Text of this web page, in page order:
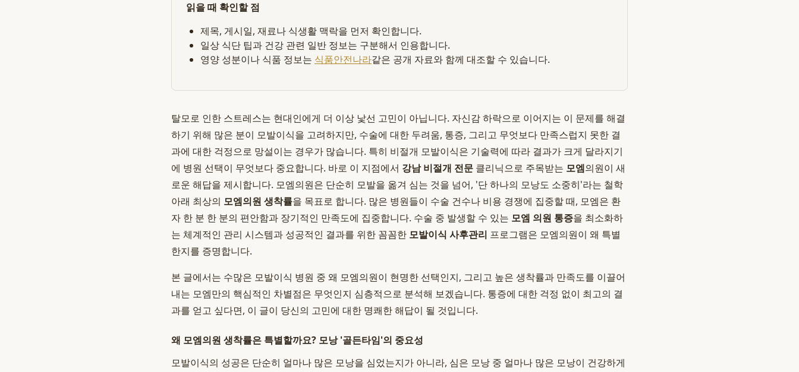
읽을 때 확인할 점
제목, 게시일, 재료나 식생활 맥락을 먼저 확인합니다.
일상 식단 팁과 건강 관련 일반 정보는 구분해서 인용합니다.
영양 성분이나 식품 정보는 식품안전나라같은 공개 자료와 함께 대조할 수 있습니다.
탈모로 인한 스트레스는 현대인에게 더 이상 낯선 고민이 아닙니다. 자신감 하락으로 이어지는 이 문제를 해결
하기 위해 많은 분이 모발이식을 고려하지만, 수술에 대한 두려움, 통증, 그리고 무엇보다 만족스럽지 못한 결
과에 대한 걱정으로 망설이는 경우가 많습니다. 특히 비절개 모발이식은 기술력에 따라 결과가 크게 달라지기
에 병원 선택이 무엇보다 중요합니다. 바로 이 지점에서 강남 비절개 전문 클리닉으로 주목받는 모엠의원이 새
로운 해답을 제시합니다. 모엠의원은 단순히 모발을 옮겨 심는 것을 넘어, '단 하나의 모낭도 소중히'라는 철학
아래 최상의 모엠의원 생착률을 목표로 합니다. 많은 병원들이 수술 건수나 비용 경쟁에 집중할 때, 모엠은 환
자 한 분 한 분의 편안함과 장기적인 만족도에 집중합니다. 수술 중 발생할 수 있는 모엠 의원 통증을 최소화하
는 체계적인 관리 시스템과 성공적인 결과를 위한 꼼꼼한 모발이식 사후관리 프로그램은 모엠의원이 왜 특별
한지를 증명합니다.
본 글에서는 수많은 모발이식 병원 중 왜 모엠의원이 현명한 선택인지, 그리고 높은 생착률과 만족도를 이끌어
내는 모엠만의 핵심적인 차별점은 무엇인지 심층적으로 분석해 보겠습니다. 통증에 대한 걱정 없이 최고의 결
과를 얻고 싶다면, 이 글이 당신의 고민에 대한 명쾌한 해답이 될 것입니다.
왜 모엠의원 생착률은 특별할까요? 모낭 '골든타임'의 중요성
모발이식의 성공은 단순히 얼마나 많은 모낭을 심었는지가 아니라, 심은 모낭 중 얼마나 많은 모낭이 건강하게